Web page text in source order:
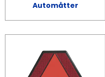
Automåtter